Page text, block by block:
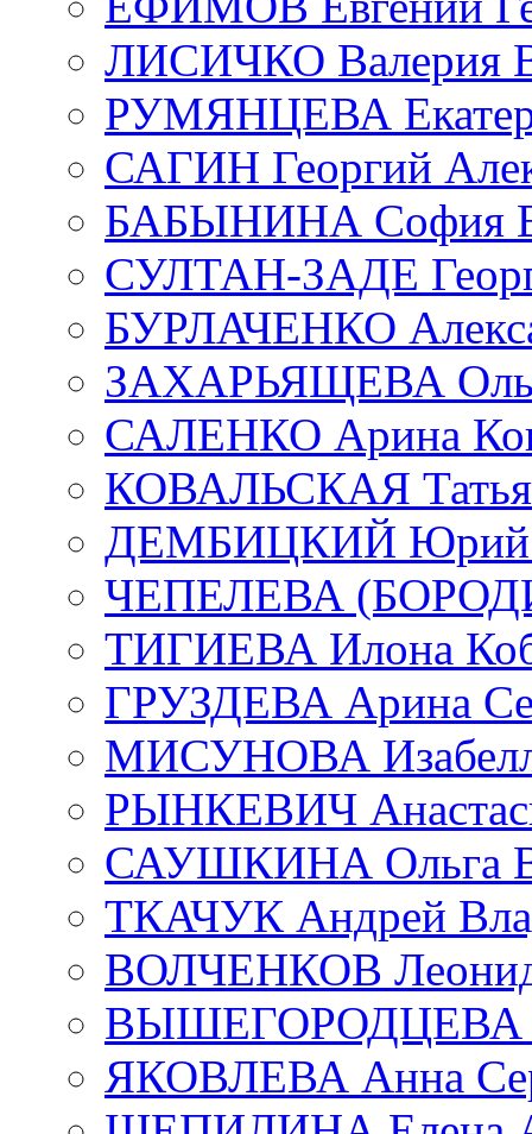
ЛИСИЧКО Валерия
РУМЯНЦЕВА
САГИН Георгий
БАБЫНИНА София
СУЛТАН-ЗАДЕ
БУРЛАЧЕНКО
ЗАХАРЬЯЩЕВА
САЛЕНКО Арина
КОВАЛЬСКАЯ
ДЕМБИЦКИЙ Юрий
ЧЕПЕЛЕВА
ТИГИЕВА Илона
ГРУЗДЕВА Арина
МИСУНОВА
РЫНКЕВИЧ
САУШКИНА Ольга
ТКАЧУК Андрей
ВОЛЧЕНКОВ Леонид
ВЫШЕГОРОДЦЕВА
ЯКОВЛЕВА Анна